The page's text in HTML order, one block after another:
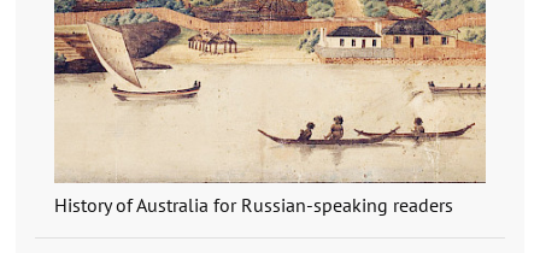
History of Australia for Russian-speaking readers